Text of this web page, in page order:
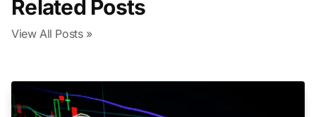
Related Posts
View All Posts »